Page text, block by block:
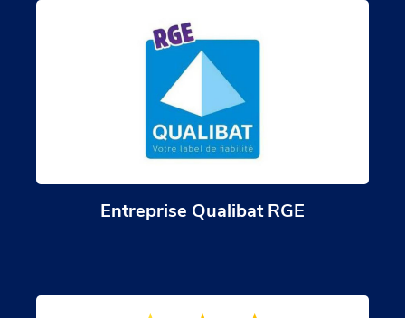
Entreprise Qualibat RGE